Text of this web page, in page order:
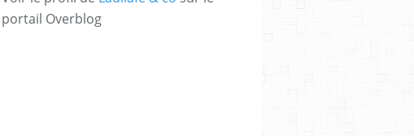
portail Overblog